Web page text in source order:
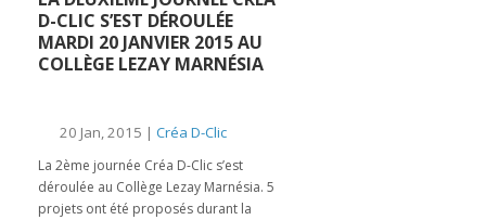
D-CLIC S’EST DÉROULÉE
MARDI 20 JANVIER 2015 AU
COLLÈGE LEZAY MARNÉSIA
20 Jan, 2015 | Créa D-Clic
La 2ème journée Créa D-Clic s’est
déroulée au Collège Lezay Marnésia. 5
projets ont été proposés durant la